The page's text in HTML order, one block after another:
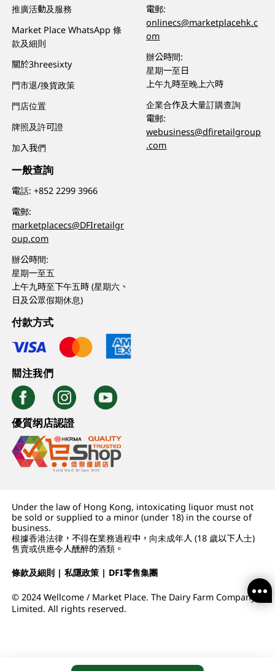
推廣活動及服務
Market Place WhatsApp 條
款及細則
關於3hreesixty
門市退/換貨政策
門店位置
牌照及許可證
加入我們
一般查詢
電話:+852 2299 3966
電郵:
marketplacecs@DFIretailgr
oup.com
辦公時間:
星期一至五
上午九時至下午五時 (星期六、
日及公眾假期休息)
電郵:
onlinecs@marketplacehk.c
om
辦公時間:
星期一至日
上午九時至晚上六時
企業合作及大量訂購查詢
電郵:
webusiness@dfiretailgroup
.com
付款方式
關注我們
優質纲店認證
Under the law of Hong Kong, intoxicating liquor must not
be sold or supplied to a minor (under 18) in the course of
business.
根據香港法律，不得在業務過程中，向未成年人 (18 歲以下人士)
售賣或供應令人醺醉的酒類。
條款及細則 |私隱政策 | DFI零售集團
© 2024 Wellcome / Market Place. The Dairy Farm Company
Limited. All rights reserved.